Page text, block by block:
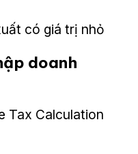
có giá trị nhỏ
doanh
Tax Calculation